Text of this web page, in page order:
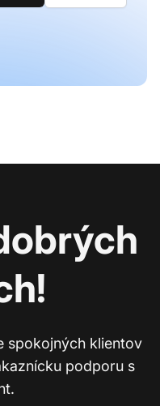
spokojných klientov
podporu s